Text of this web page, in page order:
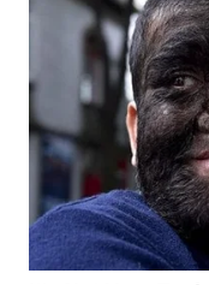
WN
PADANG
LAWAS
WN
SUMEDANG
WN
CIANJUR